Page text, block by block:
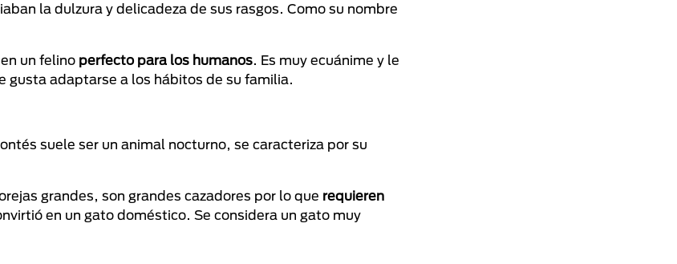
la dulzura y delicadeza de sus rasgos. Como su nombre
un felino perfecto para los humanos. Es muy ecuánime y le
gusta adaptarse a los hábitos de su familia.
suele ser un animal nocturno, se caracteriza por su
grandes, son grandes cazadores por lo que requieren
en un gato doméstico. Se considera un gato muy